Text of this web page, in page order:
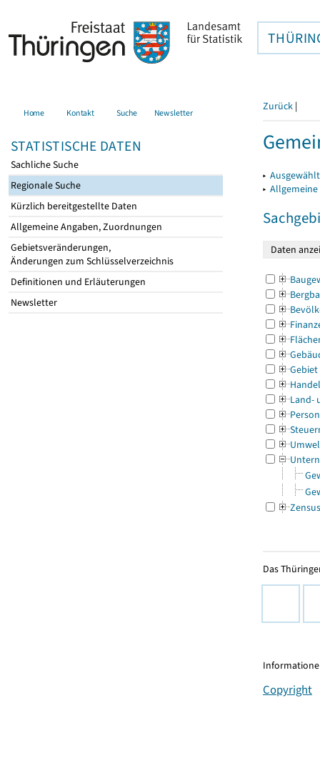
Home Kontakt Suche Newsletter
STATISTISCHE DATEN
Sachliche Suche
Regionale Suche
Kürzlich bereitgestellte Daten
Allgemeine Angaben, Zuordnungen
Gebietsveränderungen,
Änderungen zum Schlüsselverzeichnis
Definitionen und Erläuterungen
Newsletter
Zurück |
▸
▸
Gebiet
Land-
Zensus
Das
Copyright